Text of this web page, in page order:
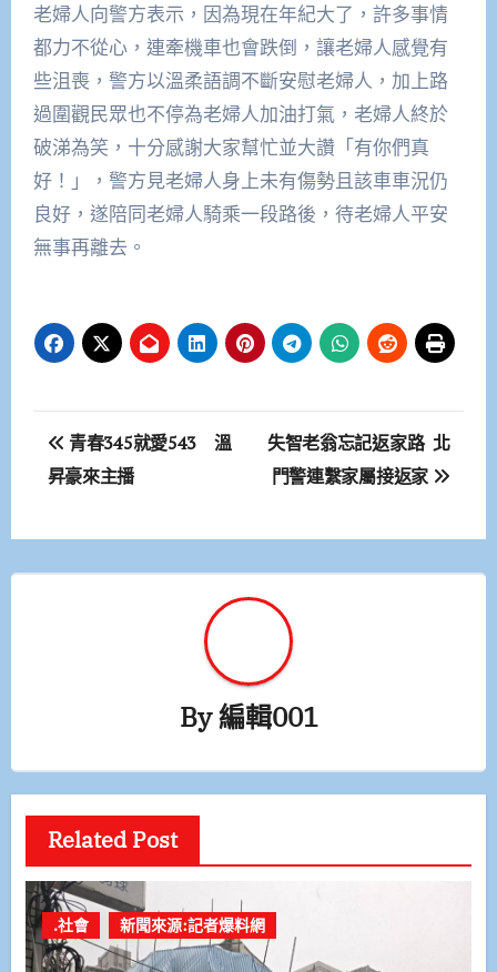
老婦人向警方表示，因為現在年紀大了，許多事情
都力不從心，連牽機車也會跌倒，讓老婦人感覺有
些沮喪，警方以溫柔語調不斷安慰老婦人，加上路
過圍觀民眾也不停為老婦人加油打氣，老婦人終於
破涕為笑，十分感謝大家幫忙並大讚「有你們真
好！」，警方見老婦人身上未有傷勢且該車車況仍
良好，遂陪同老婦人騎乘一段路後，待老婦人平安
無事再離去。
文
章
覽
青春345就愛543 溫
昇豪來主播
失智老翁忘記返家路 北
門警連繫家屬接返家
By編輯001
Related Post
.社會 新聞來源:記者爆料網